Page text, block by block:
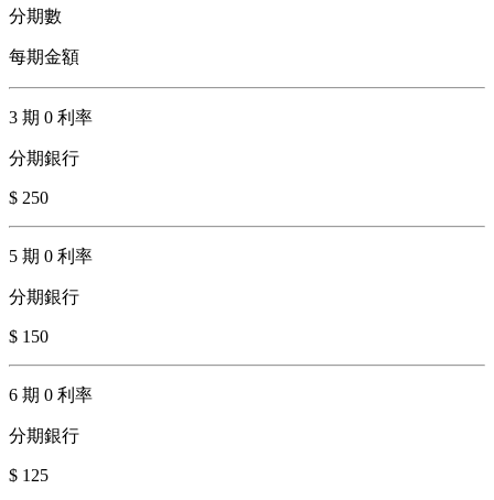
分期數
每期金額
3 期 0 利率
分期銀行
$ 250
5 期 0 利率
分期銀行
$ 150
6 期 0 利率
分期銀行
$ 125